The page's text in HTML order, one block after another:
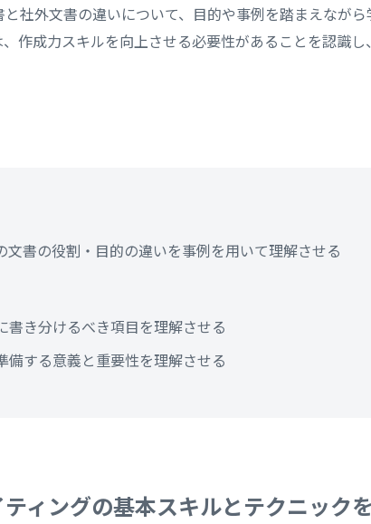
社外文書の違いについて、目的や事例を踏まえながら
作成力スキルを向上させる必要性があることを認識し
書の役割・目的の違いを事例を用いて理解させる
き分けるべき項目を理解させる
する意義と重要性を理解させる
ィングの基本スキルとテクニック